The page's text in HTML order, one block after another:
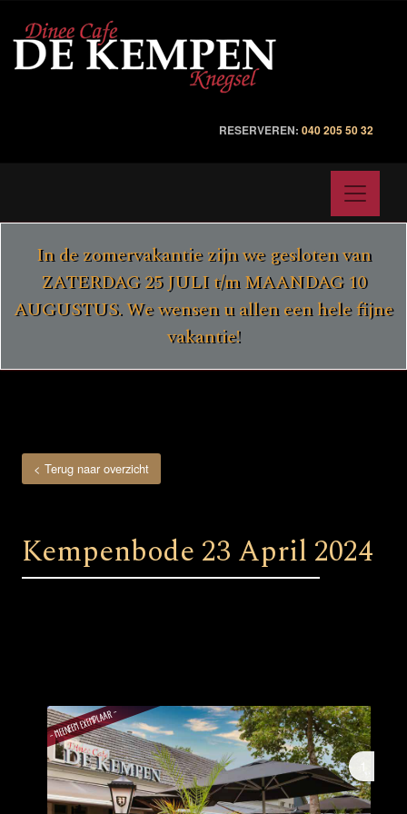
RESERVEREN:040 205 50 32
In de zomervakantie zijn we gesloten van
ZATERDAG 25 JULI t/m MAANDAG 10
AUGUSTUS. We wensen u allen een hele fijne
vakantie!
< Terug naar overzicht
Kempenbode 23 April 2024